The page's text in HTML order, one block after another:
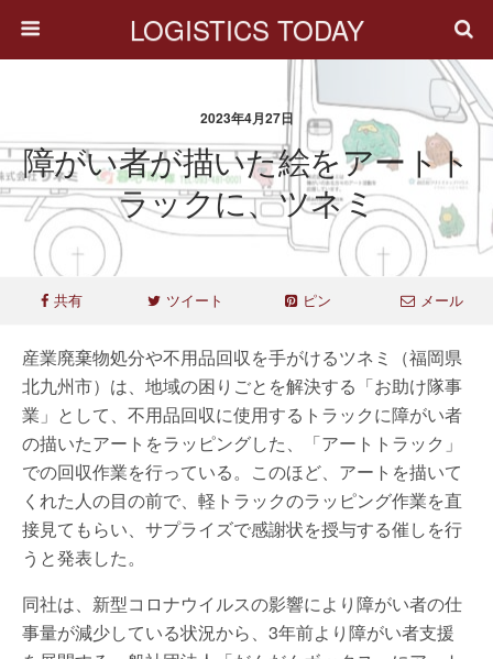
LOGISTICS TODAY
2023年4月27日
障がい者が描いた絵をアートト
ラックに、ツネミ
共有 ツイート ピン メール
産業廃棄物処分や不用品回収を手がけるツネミ（福岡県
北九州市）は、地域の困りごとを解決する「お助け隊事
業」として、不用品回収に使用するトラックに障がい者
の描いたアートをラッピングした、「アートトラック」
での回収作業を行っている。このほど、アートを描いて
くれた人の目の前で、軽トラックのラッピング作業を直
接見てもらい、サプライズで感謝状を授与する催しを行
うと発表した。
同社は、新型コロナウイルスの影響により障がい者の仕
事量が減少している状況から、3年前より障がい者支援